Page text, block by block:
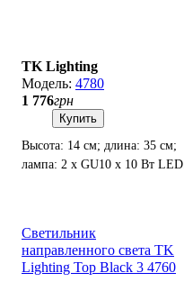
TK Lighting
4780
1 776грн
Купить
Высота: 14 см; длина: 35 см;
лампа: 2 х GU10 х 10 Вт LED.
Светильник
направленного света TK
Lighting Top Black 3 4760